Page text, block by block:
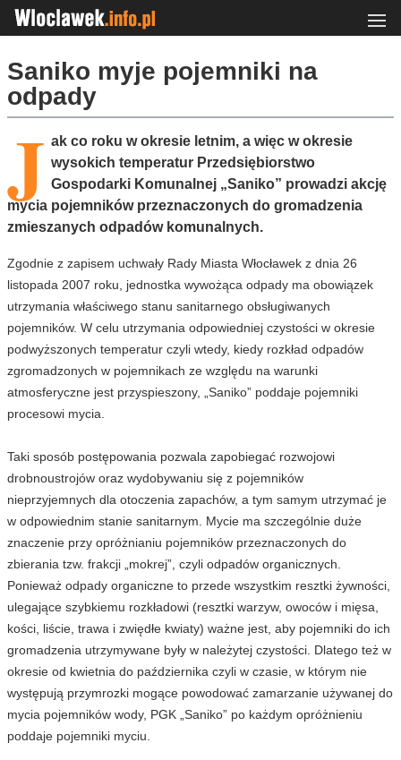
Saniko myje pojemniki na
odpady
J ak co roku w okresie letnim, a więc w okresie
wysokich temperatur Przedsiębiorstwo
Gospodarki Komunalnej „Saniko” prowadzi akcję
mycia pojemników przeznaczonych do gromadzenia
zmieszanych odpadów komunalnych.
Zgodnie z zapisem uchwały Rady Miasta Włocławek z dnia 26
listopada 2007 roku, jednostka wywożąca odpady ma obowiązek
utrzymania właściwego stanu sanitarnego obsługiwanych
pojemników. W celu utrzymania odpowiedniej czystości w okresie
podwyższonych temperatur czyli wtedy, kiedy rozkład odpadów
zgromadzonych w pojemnikach ze względu na warunki
atmosferyczne jest przyspieszony, „Saniko” poddaje pojemniki
procesowi mycia.
Taki sposób postępowania pozwala zapobiegać rozwojowi
drobnoustrojów oraz wydobywaniu się z pojemników
nieprzyjemnych dla otoczenia zapachów, a tym samym utrzymać je
w odpowiednim stanie sanitarnym. Mycie ma szczególnie duże
znaczenie przy opróżnianiu pojemników przeznaczonych do
zbierania tzw. frakcji „mokrej”, czyli odpadów organicznych.
Ponieważ odpady organiczne to przede wszystkim resztki żywności,
ulegające szybkiemu rozkładowi (resztki warzyw, owoców i mięsa,
kości, liście, trawa i zwiędłe kwiaty) ważne jest, aby pojemniki do ich
gromadzenia utrzymywane były w należytej czystości. Dlatego też w
okresie od kwietnia do października czyli w czasie, w którym nie
występują przymrozki mogące powodować zamarzanie używanej do
mycia pojemników wody, PGK „Saniko” po każdym opróżnieniu
poddaje pojemniki myciu.